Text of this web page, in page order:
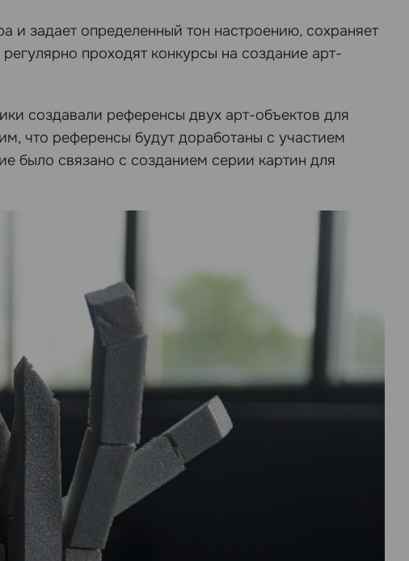
и задает определенный тон настроению, сохраняет
проходят конкурсы на создание арт-
создавали референсы двух арт-объектов для
что референсы будут доработаны с участием
было связано с созданием серии картин для